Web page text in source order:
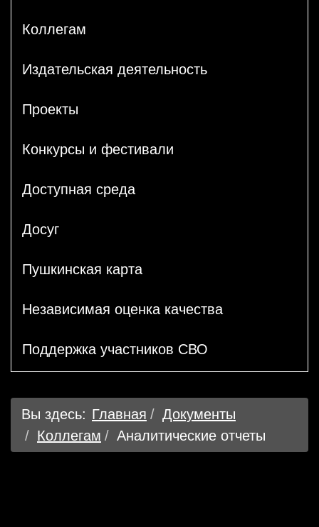
Коллегам
Издательская деятельность
Проекты
Конкурсы и фестивали
Доступная среда
Досуг
Пушкинская карта
Независимая оценка качества
Поддержка участников СВО
Вы здесь: Главная
Документы
Коллегам
Аналитические отчеты